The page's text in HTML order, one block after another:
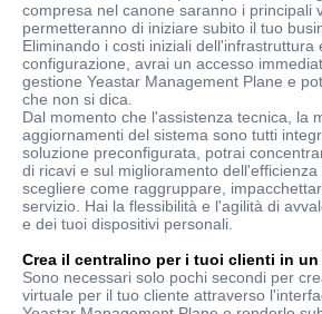
compresa nel canone saranno i principali
permetteranno di iniziare subito il tuo
Eliminando i costi iniziali dell'infrastruttura
configurazione, avrai un accesso
gestione Yeastar Management Plane e
che non si dica.
Dal momento che l'assistenza tecnica, la
aggiornamenti del sistema sono tutti
soluzione preconfigurata, potrai
di ricavi e sul miglioramento
scegliere come raggruppare,
servizio. Hai la flessibilità e l'agilità di
e dei tuoi dispositivi personali.
Crea il centralino per i tuoi clienti in un
Sono necessari solo pochi secondi per
virtuale per il tuo cliente attraverso